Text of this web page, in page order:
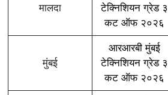
मालदा
टेक्निशियन ग्रेड ३
कट ऑफ २०२६
मुंबई
आरआरबी मुंबई
टेक्निशियन ग्रेड ३
कट ऑफ २०२६